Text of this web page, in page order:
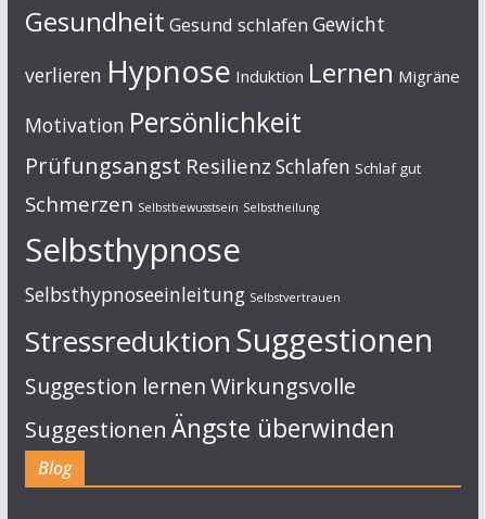
Gesundheit Gesund schlafen Gewicht
verlieren Hypnose Induktion Lernen Migräne
Motivation Persönlichkeit
Prüfungsangst Resilienz Schlafen Schlaf gut
Schmerzen Selbstbewusstsein Selbstheilung
Selbsthypnose
Selbsthypnoseeinleitung Selbstvertrauen
StressreduktionSuggestionen
Suggestion lernenWirkungsvolle
Suggestionen Ängste überwinden
Blog